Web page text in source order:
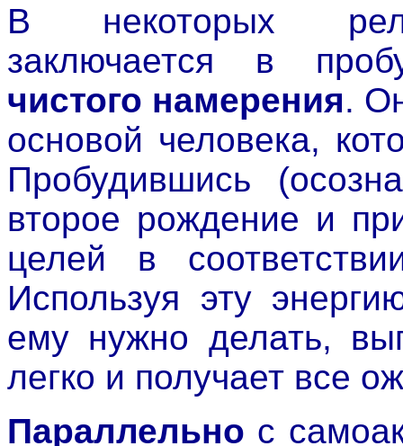
В некоторых
заключается в
чистого намерения.
основой человека,
Пробудившись
второе рождение и
целей в
Используя эту
ему нужно делать,
легко и получает все
Параллельно с